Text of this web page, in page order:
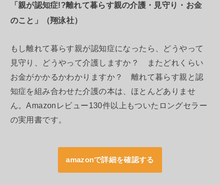
「親が認知症!?離れて暮らす親の介護・見守り・お金
のこと」（翔泳社）
もし離れて暮らす親が認知症になったら、どうやって
見守り、どうやって介護しますか？ またどれくらい
お金がかかるかわかりますか？ 離れて暮らす親と認
知症を組み合わせた介護の本は、ほとんどありませ
ん。Amazonレビュー130件以上もついたロングセラー
の実用書です。
amazonで詳細を確認する